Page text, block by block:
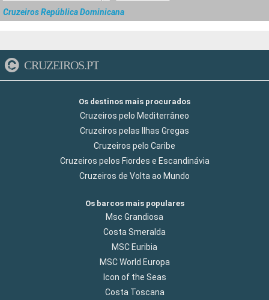
Cruzeiros República Dominicana
CRUZEIROS.PT
Os destinos mais procurados
Cruzeiros pelo Mediterrâneo
Cruzeiros pelas Ilhas Gregas
Cruzeiros pelo Caribe
Cruzeiros pelos Fiordes e Escandinávia
Cruzeiros de Volta ao Mundo
Os barcos mais populares
Msc Grandiosa
Costa Smeralda
MSC Euribia
MSC World Europa
Icon of the Seas
Costa Toscana